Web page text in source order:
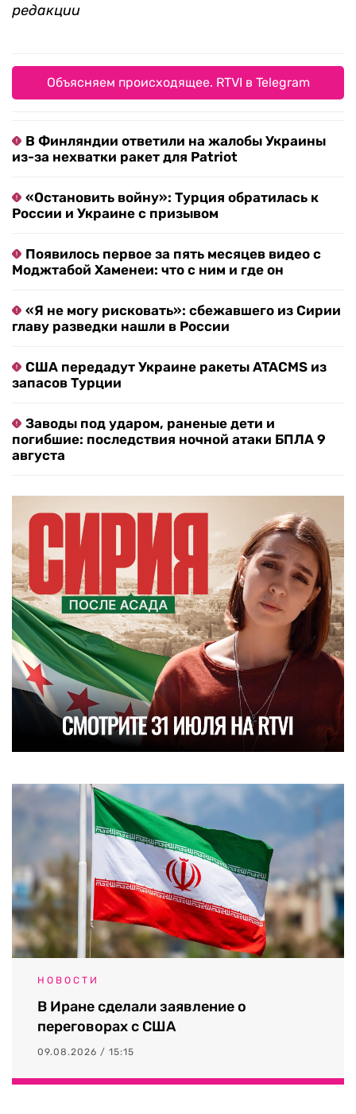
редакции
Объясняем происходящее. RTVI в Telegram
В Финляндии ответили на жалобы Украины
из-за нехватки ракет для Patriot
«Остановить войну»: Турция обратилась к
России и Украине с призывом
Появилось первое за пять месяцев видео с
Моджтабой Хаменеи: что с ним и где он
«Я не могу рисковать»: сбежавшего из Сирии
главу разведки нашли в России
США передадут Украине ракеты ATACMS из
запасов Турции
Заводы под ударом, раненые дети и
погибшие: последствия ночной атаки БПЛА 9
августа
НОВОСТИ
В Иране сделали заявление о
переговорах с США
09.08.2026 / 15:15